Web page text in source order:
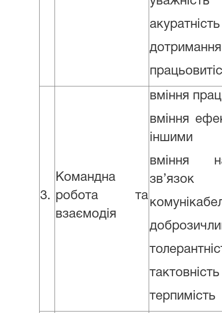
акуратність
3.
Командна
робота та
взаємодія
вміння
вміння
іншими
вміння
зв’язок
тактовність
терпимість